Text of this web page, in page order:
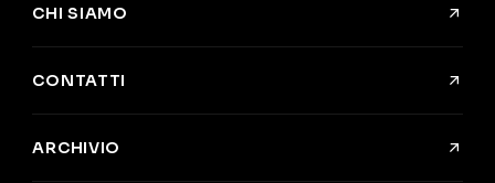
CHI SIAMO
CONTATTI
ARCHIVIO